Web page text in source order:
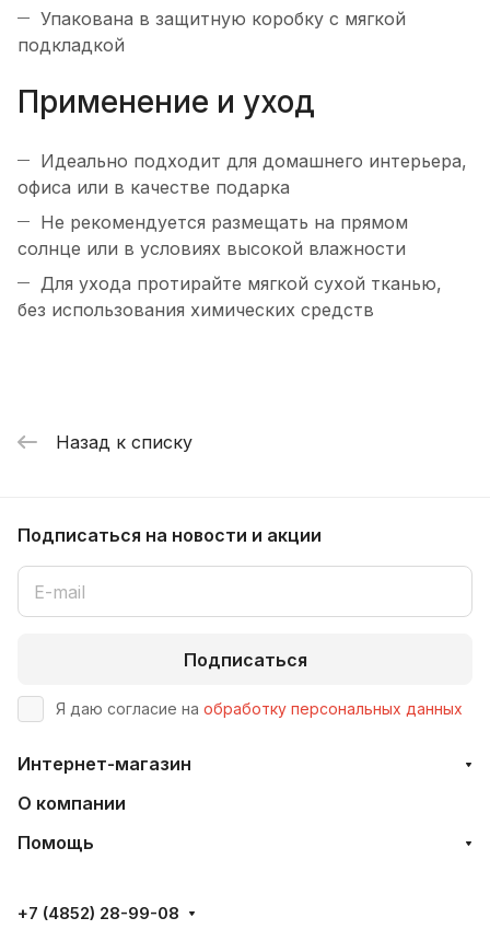
Упакована в защитную коробку с мягкой
подкладкой
Применение и уход
Идеально подходит для домашнего интерьера,
офиса или в качестве подарка
Не рекомендуется размещать на прямом
солнце или в условиях высокой влажности
Для ухода протирайте мягкой сухой тканью,
без использования химических средств
Назад к списку
Подписаться на новости и акции
Подписаться
Я даю согласие на обработку персональных данных
Интернет-магазин
О компании
Помощь
+7 (4852) 28-99-08